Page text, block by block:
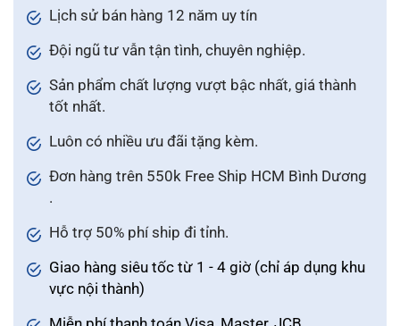
Lịch sử bán hàng 12 năm uy tín
Đội ngũ tư vẫn tận tình, chuyên nghiệp.
Sản phẩm chất lượng vượt bậc nhất, giá thành
tốt nhất.
Luôn có nhiều ưu đãi tặng kèm.
Đơn hàng trên 550k Free Ship HCM Bình Dương
.
Hỗ trợ 50% phí ship đi tỉnh.
Giao hàng siêu tốc từ 1 - 4 giờ (chỉ áp dụng khu
vực nội thành)